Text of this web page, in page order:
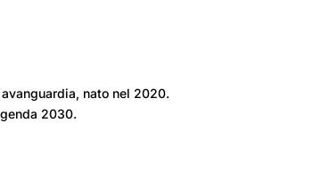
nato nel 2020.
2030.